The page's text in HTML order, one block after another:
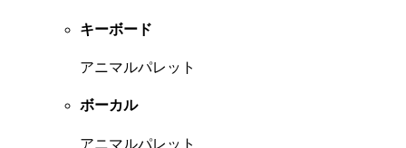
キーボード
アニマルパレット
ボーカル
アニマルパレット